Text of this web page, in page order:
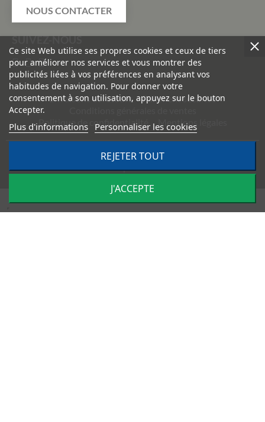
NOUS CONTACTER
SUIVEZ-NOUS
Livraisons et retours
Paiement sécurisé
Politique de confidentialité
Mentions légales
TRACTO PIÈCES - Conception & réalisation :
Impulsion
Ce site Web utilise ses propres cookies et ceux de tiers
pour améliorer nos services et vous montrer des
publicités liées à vos préférences en analysant vos
habitudes de navigation. Pour donner votre
consentement à son utilisation, appuyez sur le bouton
Accepter.
Plus d'informations Personnaliser les cookies
REJETER TOUT
J'ACCEPTE